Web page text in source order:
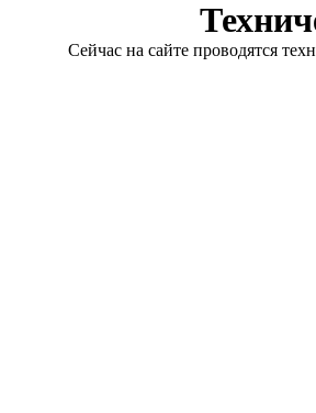
Сейчас на сайте проводятся